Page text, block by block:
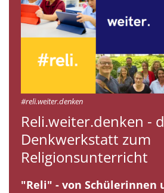
#reli.weiter.denken
Reli.weiter.denken -
Denkwerkstatt zum
Religionsunterricht
"Reli" - von Schülerinnen